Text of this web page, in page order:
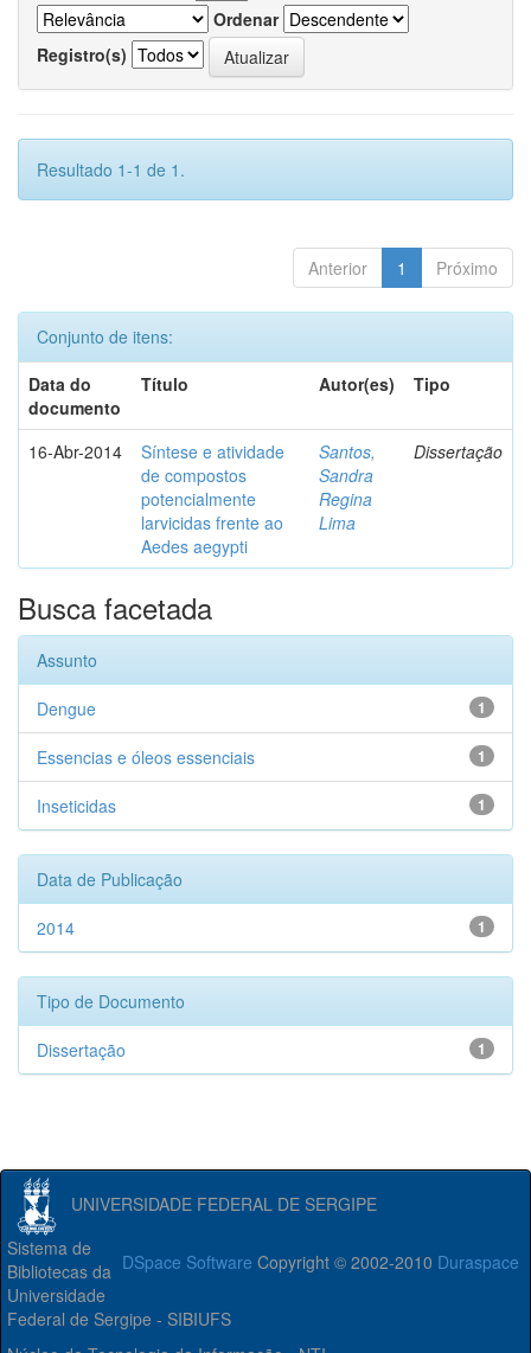
Ordenar
Registro(s)
Resultado 1-1 de 1.
Anterior 1 Próximo
Conjunto de itens:
Data do
documento
Título Autor(es) Tipo
16-Abr-2014
Síntese e atividade
de compostos
potencialmente
larvicidas frente ao
Aedes aegypti
Santos,
Sandra
Regina
Lima
Dissertação
Busca facetada
Assunto
1
Dengue
1
Essencias e óleos essenciais
1
Inseticidas
Data de Publicação
1
2014
Tipo de Documento
1
Dissertação
UNIVERSIDADE FEDERAL DE SERGIPE
DSpace Software Copyright © 2002-2010 Duraspace
Sistema de
Bibliotecas da
Universidade
Federal de Sergipe - SIBIUFS